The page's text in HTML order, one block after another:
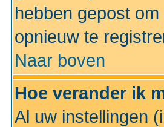
hebben gepost
opnieuw te
Naar boven
Hoe verander ik
Al uw instellingen